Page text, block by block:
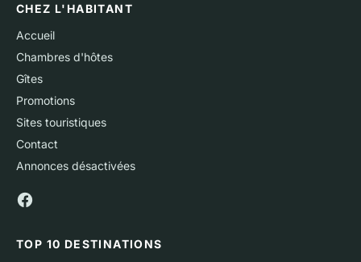
CHEZ L'HABITANT
Accueil
Chambres d'hôtes
Gîtes
Promotions
Sites touristiques
Contact
Annonces désactivées
TOP 10 DESTINATIONS